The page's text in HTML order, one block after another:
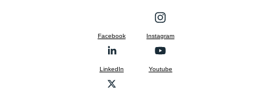
Facebook Instagram
LinkedIn Youtube